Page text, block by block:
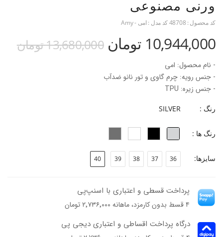
ورنی مصنوعی
کد محصول : 48708کد مدل : امی - Amy
10,944,000 تومان 13,680,000 تومان
- نام محصول: امی
- جنس رویه: چرم گاوی و تور نانو ضدآب
- جنس زیره: TPU
- جنس پاشنه: ABS
-ارتفاع پاشنه: ۹.۵ سانتی‌متر
- بند قابل تنظیم روی پا
رنگ : SILVER
رنگ ها :
سایزها: 36
37
38
39
40
پرداخت قسطی و اعتباری با اسنپ‌پی
۴ قسط بدون کارمزد، ماهانه ۲٬۷۳۶٬۰۰۰ تومان
درگاه پرداخت اقساطی و اعتباری دیجی پی